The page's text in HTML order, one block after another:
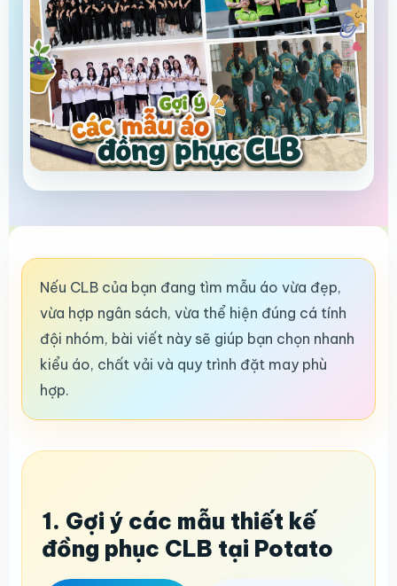
Nếu CLB của bạn đang tìm mẫu áo vừa đẹp,
vừa hợp ngân sách, vừa thể hiện đúng cá tính
đội nhóm, bài viết này sẽ giúp bạn chọn nhanh
kiểu áo, chất vải và quy trình đặt may phù
hợp.
1. Gợi ý các mẫu thiết kế
đồng phục CLB tại Potato